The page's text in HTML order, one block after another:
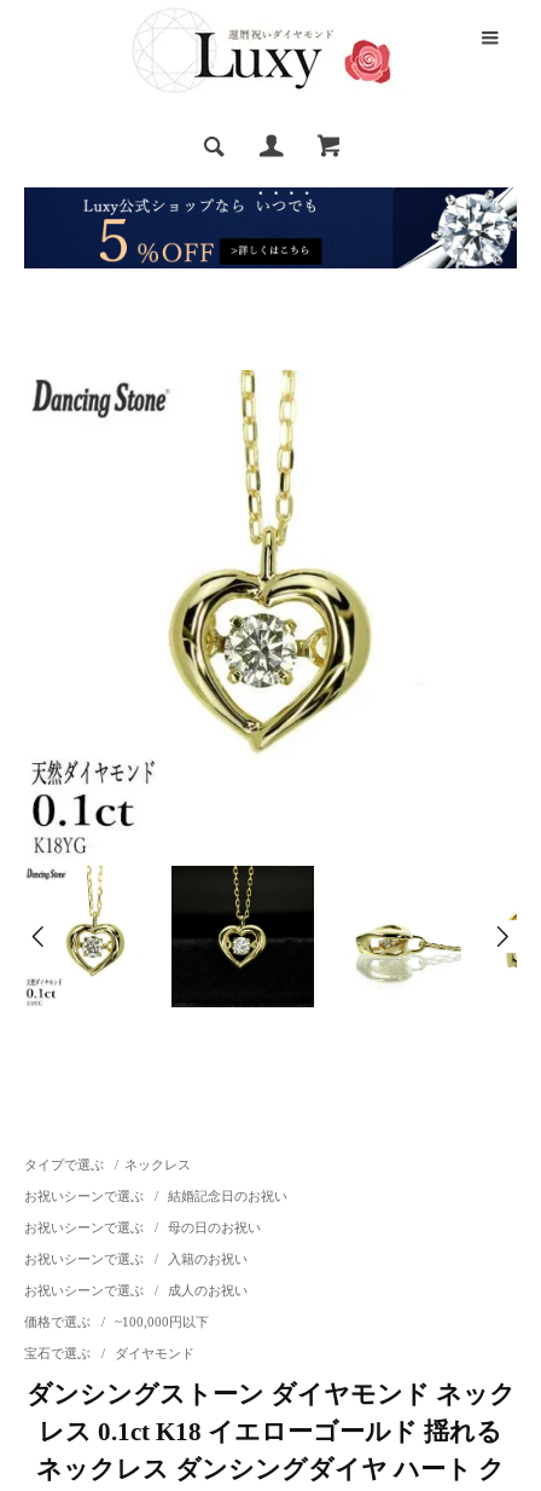
タイプで選ぶ / ネックレス
お祝いシーンで選ぶ / 結婚記念日のお祝い
お祝いシーンで選ぶ / 母の日のお祝い
お祝いシーンで選ぶ / 入籍のお祝い
お祝いシーンで選ぶ / 成人のお祝い
価格で選ぶ / ~100,000円以下
宝石で選ぶ / ダイヤモンド
ダンシングストーン ダイヤモンド ネック
レス 0.1ct K18 イエローゴールド 揺れる
ネックレス ダンシングダイヤ ハート ク